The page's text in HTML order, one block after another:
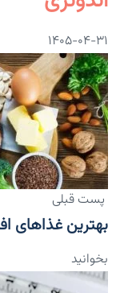
۱۴۰۵-۰۴-۳۱
پست قبلی
بهترین غذا‌های
بخوانید